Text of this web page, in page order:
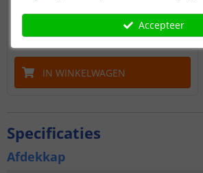
25,95
IN WINKELWAGEN
Specificaties
Afdekkap
Accepteer